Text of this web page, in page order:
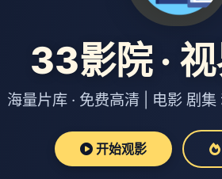
33影院 ·
海量片库 · 免费高清 | 电影 剧
开始观影